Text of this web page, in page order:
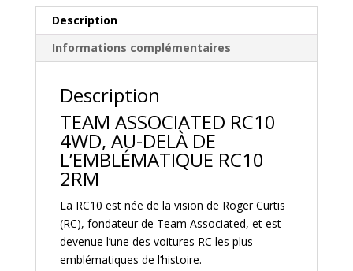
Description
Informations complémentaires
Description
TEAM ASSOCIATED RC10
4WD, AU-DELÀ DE
L’EMBLÉMATIQUE RC10
2RM
La RC10 est née de la vision de Roger Curtis
(RC), fondateur de Team Associated, et est
devenue l’une des voitures RC les plus
emblématiques de l’histoire.